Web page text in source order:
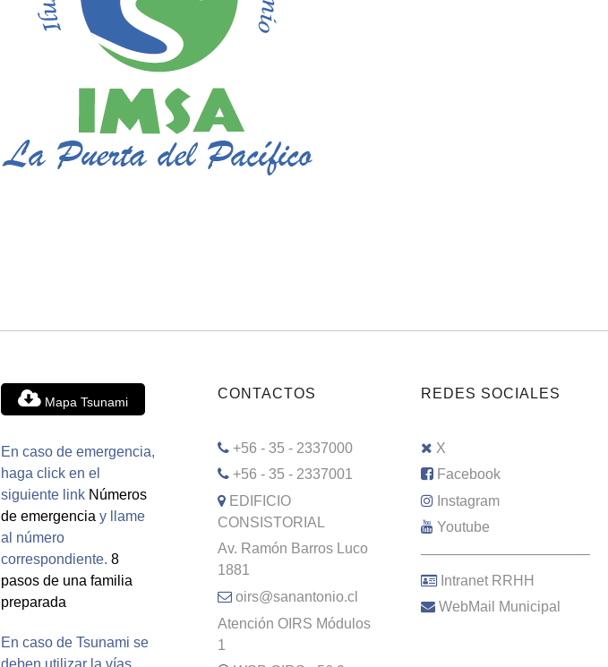
Mapa Tsunami
En caso de emergencia,
haga click en el
siguiente link Números
de emergencia y llame
al número
correspondiente. 8
pasos de una familia
preparada
En caso de Tsunami se
deben utilizar la vías
CONTACTOS
+56 - 35 - 2337000
+56 - 35 - 2337001
EDIFICIO
CONSISTORIAL
Av. Ramón Barros Luco
1881
oirs@sanantonio.cl
Atención OIRS Módulos
1
REDES SOCIALES
X
Facebook
Instagram
Youtube
–––––––––––––––––––––
Intranet RRHH
WebMail Municipal